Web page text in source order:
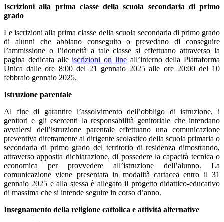
Iscrizioni alla prima classe della scuola secondaria di primo
grado
Le iscrizioni alla prima classe della scuola secondaria di primo grado
di alunni che abbiano conseguito o prevedano di conseguire
l’ammissione o l’idoneità a tale classe si effettuano attraverso la
pagina dedicata alleiscrizioni on lineall’interno della Piattaforma
Unicadalle ore 8:00 del 21 gennaio 2025 alle ore 20:00 del 10
febbraio gennaio 2025.
Istruzione parentale
Al fine di garantire l’assolvimento dell’obbligo di istruzione, i
genitori e gli esercenti la responsabilità genitoriale che intendano
avvalersi dell’istruzione parentale effettuano una comunicazione
preventiva direttamente al dirigente scolastico della scuola primaria o
secondaria di primo grado del territorio di residenza dimostrando,
attraverso apposita dichiarazione, di possedere la capacità tecnica o
economica per provvedere all’istruzione dell’alunno. La
comunicazione viene presentata in modalità cartacea entro il 31
gennaio 2025 e alla stessa è allegato il progetto didattico-educativo
di massima che si intende seguire in corso d’anno.
Insegnamento della religione cattolica e attività alternative